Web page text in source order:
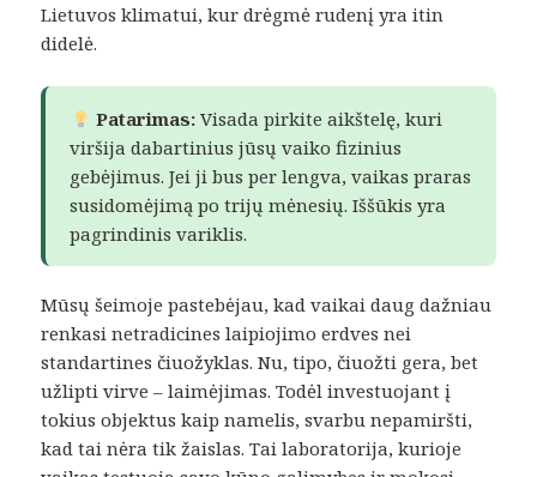
Lietuvos klimatui, kur drėgmė rudenį yra itin
didelė.
Patarimas:Visada pirkite aikštelę, kuri
viršija dabartinius jūsų vaiko fizinius
gebėjimus. Jei ji bus per lengva, vaikas praras
susidomėjimą po trijų mėnesių. Iššūkis yra
pagrindinis variklis.
Mūsų šeimoje pastebėjau, kad vaikai daug dažniau
renkasi netradicines laipiojimo erdves nei
standartines čiuožyklas. Nu, tipo, čiuožti gera, bet
užlipti virve – laimėjimas. Todėl investuojant į
tokius objektus kaip namelis, svarbu nepamiršti,
kad tai nėra tik žaislas. Tai laboratorija, kurioje